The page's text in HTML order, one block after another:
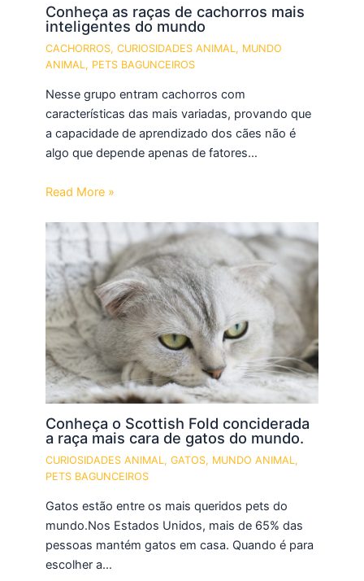
Conheça as raças de cachorros mais
inteligentes do mundo
CACHORROS,CURIOSIDADES ANIMAL , MUNDO
ANIMAL , PETS BAGUNCEIROS
Nesse grupo entram cachorros com
características das mais variadas, provando que
a capacidade de aprendizado dos cães não é
algo que depende apenas de fatores…
Read More »
Conheça o Scottish Fold conciderada
a raça mais cara de gatos do mundo.
CURIOSIDADES ANIMAL ,GATOS, MUNDO ANIMAL ,
PETS BAGUNCEIROS
Gatos estão entre os mais queridos pets do
mundo.Nos Estados Unidos, mais de 65% das
pessoas mantém gatos em casa. Quando é para
escolher a…